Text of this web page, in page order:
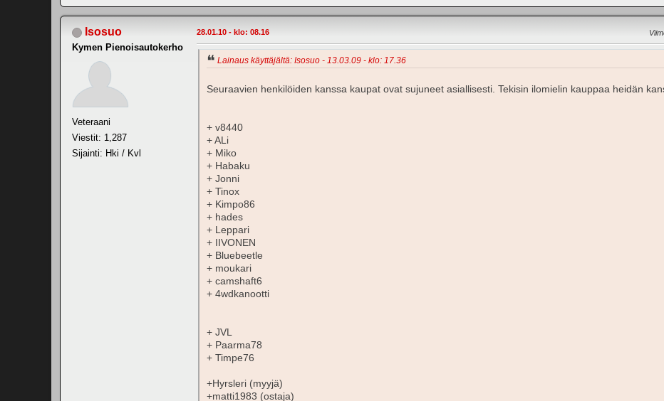
Isosuo
Kymen Pienoisautokerho
Veteraani
Viestit: 1,287
Sijainti: Hki / Kvl
28.01.10 - klo: 08.16
Lainaus käyttäjältä: Isosuo - 13.03.09 - klo: 17.36
Seuraavien henkilöiden kanssa kaupat ovat sujuneet asiallisesti. Tekisin ilomielin kauppaa heidän
+ v8440
+ ALi
+ Miko
+ Habaku
+ Jonni
+ Tinox
+ Kimpo86
+ hades
+ Leppari
+ IIVONEN
+ Bluebeetle
+ moukari
+ camshaft6
+ 4wdkanootti
+ JVL
+ Paarma78
+ Timpe76
+Hyrsleri (myyjä)
+matti1983 (ostaja)